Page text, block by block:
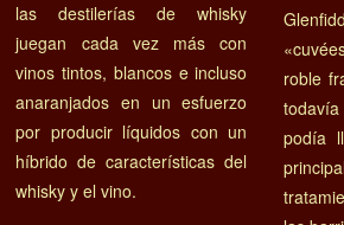
las destilerías de whisky
juegan cada vez más con
vinos tintos, blancos e incluso
anaranjados en un esfuerzo
por producir líquidos con un
híbrido de características del
whisky y el vino.
roble
podía